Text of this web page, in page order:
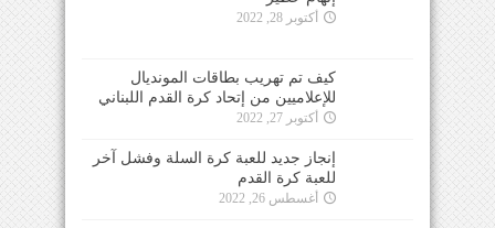
أكتوبر 28, 2022
كيف تم تهريب بطاقات المونديال
للإعلاميين من إتحاد كرة القدم اللبناني
أكتوبر 27, 2022
إنجاز جديد للعبة كرة السلة وفشل آخر
للعبة كرة القدم
أغسطس 26, 2022